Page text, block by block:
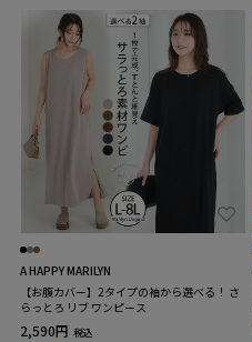
A HAPPY MARILYN
【お腹カバー】2タイプの袖から選べる！ さ
らっとろ リブ ワンピース
2,590円 税込